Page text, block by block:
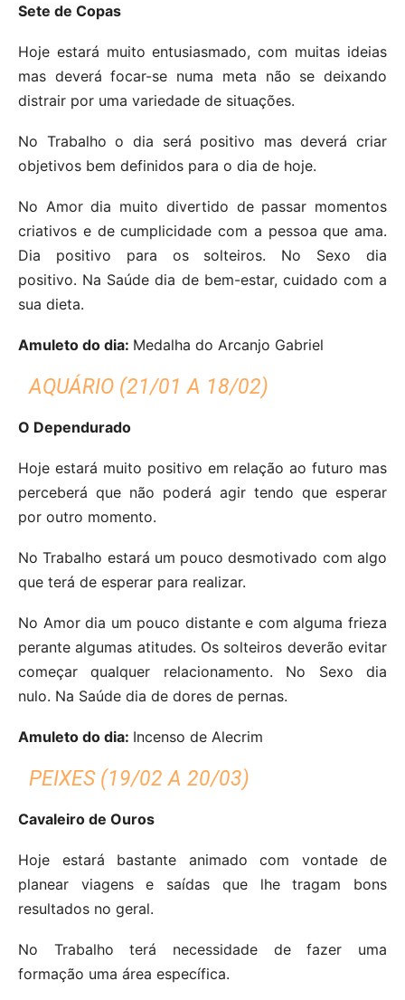
Sete de Copas
Hoje estará muito entusiasmado, com muitas ideias
mas deverá focar-se numa meta não se deixando
distrair por uma variedade de situações.
No Trabalho o dia será positivo mas deverá criar
objetivos bem definidos para o dia de hoje.
No Amor dia muito divertido de passar momentos
criativos e de cumplicidade com a pessoa que ama.
Dia positivo para os solteiros. No Sexo dia
positivo. Na Saúde dia de bem-estar, cuidado com a
sua dieta.
Amuleto do dia: Medalha do Arcanjo Gabriel
AQUÁRIO (21/01 A 18/02)
O Dependurado
Hoje estará muito positivo em relação ao futuro mas
perceberá que não poderá agir tendo que esperar
por outro momento.
No Trabalho estará um pouco desmotivado com algo
que terá de esperar para realizar.
No Amor dia um pouco distante e com alguma frieza
perante algumas atitudes. Os solteiros deverão evitar
começar qualquer relacionamento. No Sexo dia
nulo. Na Saúde dia de dores de pernas.
Amuleto do dia: Incenso de Alecrim
PEIXES (19/02 A 20/03)
Cavaleiro de Ouros
Hoje estará bastante animado com vontade de
planear viagens e saídas que lhe tragam bons
resultados no geral.
No Trabalho terá necessidade de fazer uma
formação uma área específica.